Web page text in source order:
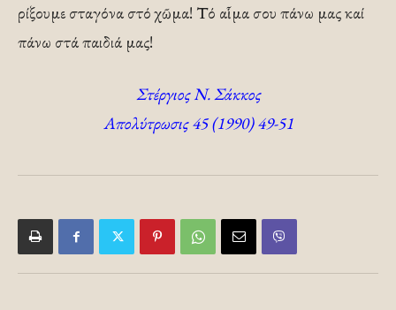
ρίξουμε σταγόνα στό χῶμα! Τό αἷμα σου πάνω μας καί
πάνω στά παιδιά μας!
Στέργιος Ν. Σάκκος
Απολύτρωσις 45 (1990) 49-51